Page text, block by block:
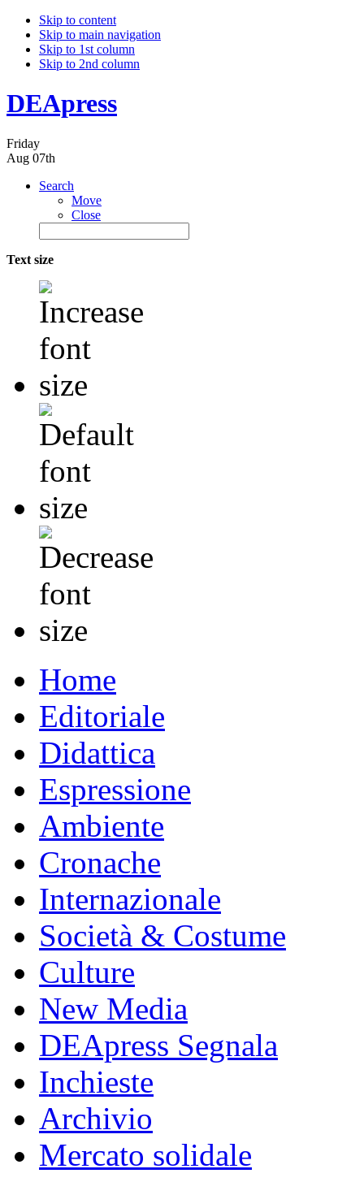
Skip to content
Skip to main navigation
Skip to 1st column
Skip to 2nd column
DEApress
Friday
Aug 07th
Search
Move
Close
Text size
Home
Editoriale
Didattica
Espressione
Ambiente
Cronache
Internazionale
Società & Costume
Culture
New Media
DEApress Segnala
Inchieste
Archivio
Mercato solidale